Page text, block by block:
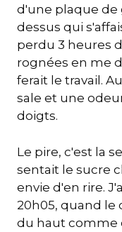
d'une plaque de
dessus qui
perdu 3 heures
rognées en me
ferait le travail.
sale et une
doigts.
Le pire, c'est la
sentait le sucre
envie d'en rire.
20h05, quand le
du haut comme